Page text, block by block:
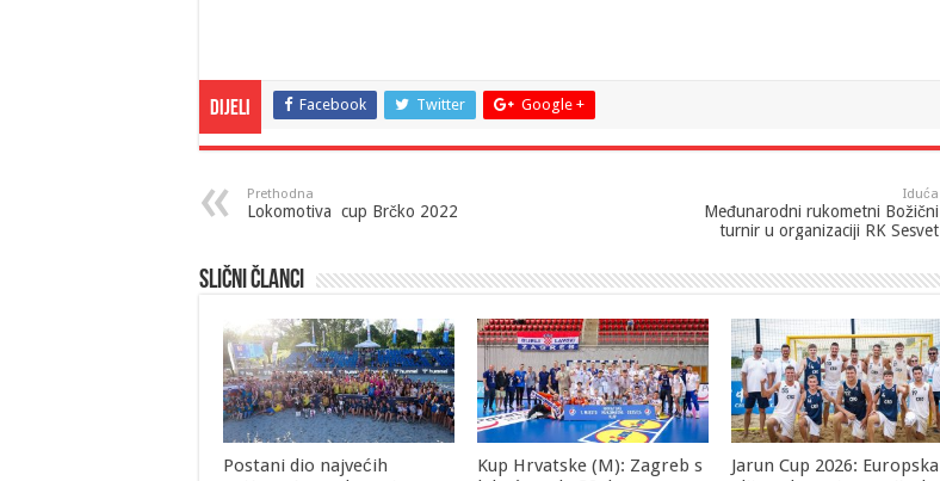
Dijeli Facebook Twitter Google +
Prethodna
Lokomotiva cup Brčko 2022
Iduća
Međunarodni rukometni Božični
turnir u organizaciji RK Sesvet
Slični članci
Postani dio najvećih
Kup Hrvatske (M): Zagreb s
Jarun Cup 2026: Europska